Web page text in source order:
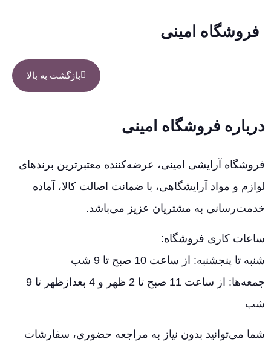
فروشگاه امینی
بازگشت به بالا
درباره فروشگاه امینی
فروشگاه آرایشی امینی، عرضه‌کننده معتبرترین برندهای
لوازم و مواد آرایشگاهی، با ضمانت اصالت کالا، آماده
خدمت‌رسانی به مشتریان عزیز می‌باشد.
ساعات کاری فروشگاه:
شنبه تا پنجشنبه: از ساعت 10 صبح تا 9 شب
جمعه‌ها: از ساعت 11 صبح تا 2 ظهر و 4 بعدازظهر تا 9
شب
شما می‌توانید بدون نیاز به مراجعه حضوری، سفارشات